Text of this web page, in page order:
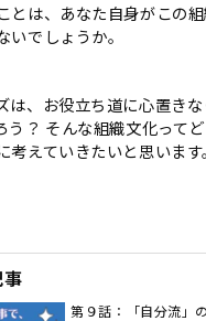
とは、あなた自身がこの
いでしょうか。
は、お役立ち道に心置き
う？ そんな組織文化って
考えていきたいと思います。
第９話：「自分流」